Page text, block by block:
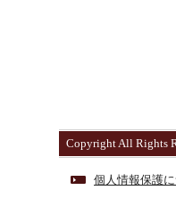
Copyright All Rights
個人情報保護